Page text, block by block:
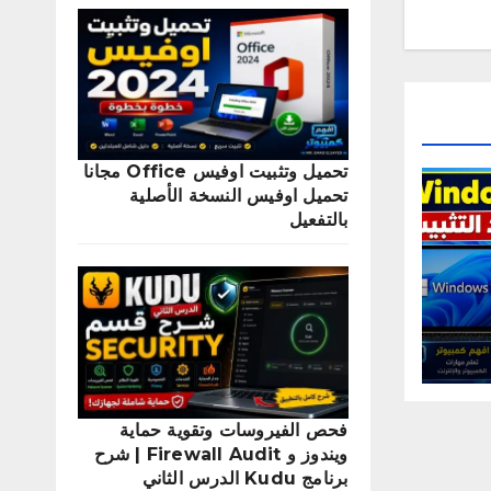
تحميل وتثبيت اوفيس Office مجانا
تحميل اوفيس النسخة الأصلية
بالتفعيل
فحص الفيروسات وتقوية حماية
ويندوز و Firewall Audit | شرح
برنامج Kudu الدرس الثاني